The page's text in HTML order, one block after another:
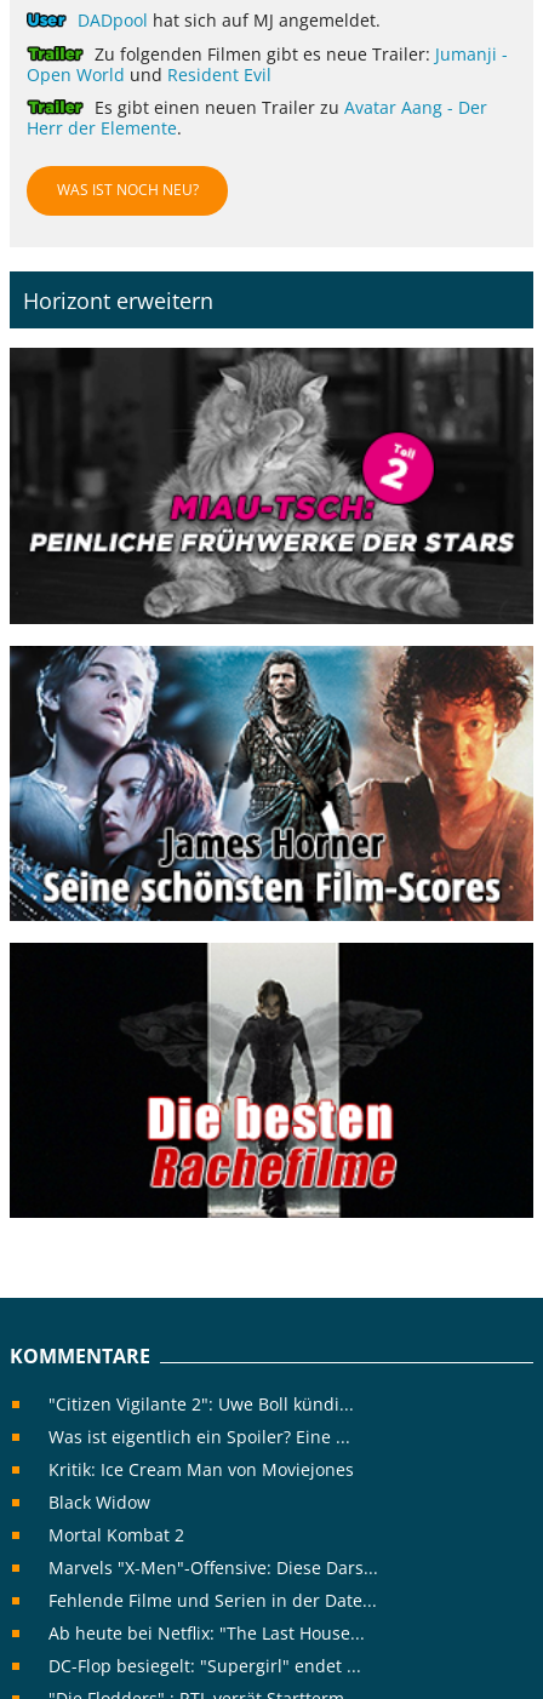
DADpool hat sich auf MJ angemeldet.
Zu folgenden Filmen gibt es neue Trailer: Jumanji -
Open World und Resident Evil
Es gibt einen neuen Trailer zuAvatar Aang - Der
Herr der Elemente.
WAS IST NOCH NEU?
Horizont erweitern
KOMMENTARE
"Citizen Vigilante 2": Uwe Boll kündi...
Was ist eigentlich ein Spoiler? Eine ...
Kritik: Ice Cream Man von Moviejones
Black Widow
Mortal Kombat 2
Marvels "X-Men"-Offensive: Diese Dars...
Fehlende Filme und Serien in der Date...
Ab heute bei Netflix: "The Last House...
DC-Flop besiegelt: "Supergirl" endet ...